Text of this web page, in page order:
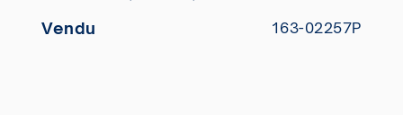
Vendu 163-02257P